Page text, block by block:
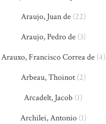
Araujo, Juan de(22)
Araujo, Pedro de(3)
Arauxo, Francisco Correa de(4)
Arbeau, Thoinot(2)
Arcadelt, Jacob (1)
Archilei, Antonio(1)